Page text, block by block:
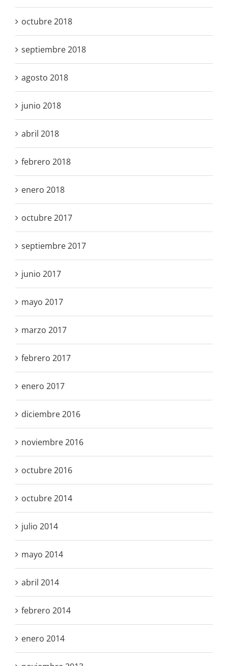
octubre 2018
septiembre 2018
agosto 2018
junio 2018
abril 2018
febrero 2018
enero 2018
octubre 2017
septiembre 2017
junio 2017
mayo 2017
marzo 2017
febrero 2017
enero 2017
diciembre 2016
noviembre 2016
octubre 2016
octubre 2014
julio 2014
mayo 2014
abril 2014
febrero 2014
enero 2014